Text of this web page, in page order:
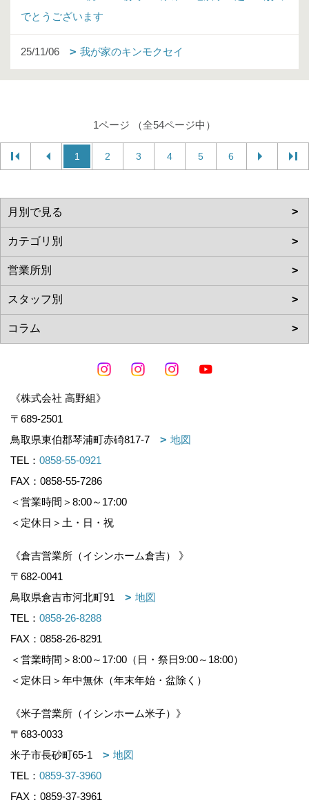
でとうございます
25/11/06 我が家のキンモクセイ
1ページ （全54ページ中）
1 2 3 4 5 6
《株式会社 高野組》
〒689-2501
鳥取県東伯郡琴浦町赤碕817-7
地図
TEL： 0858-55-0921
FAX：0858-55-7286
＜営業時間＞8:00～17:00
＜定休日＞土・日・祝
《倉吉営業所（イシンホーム倉吉） 》
〒682-0041
鳥取県倉吉市河北町91
地図
TEL： 0858-26-8288
FAX：0858-26-8291
＜営業時間＞8:00～17:00（日・祭日9:00～18:00）
＜定休日＞年中無休（年末年始・盆除く）
《米子営業所（イシンホーム米子）》
〒683-0033
米子市長砂町65-1
地図
TEL： 0859-37-3960
FAX：0859-37-3961